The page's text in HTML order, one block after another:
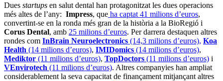
Dues startups en salut dental han protagonitzat les dues operacions
més altes de l’any: Impress, que ha captat 41 milions d’euros,
convertint-se en la ronda més gran de la història a la BioRegió i
Corus Dental, amb 25 milions d’euros. Per darrera destaquen altres
rondes com InBrain Neuroelectronics (14,3 milions d’euros), Koa
Health (14 milions d’euros), IMIDomics (14 milions d’euros),
Mediktor (11 milions d’euros), TopDoctors (11 milions d’euros) i
VEnvirotech (11 milions d’euros). Altres companyies han ampliat
considerablement la seva capacitat de finançament mitjançant altres